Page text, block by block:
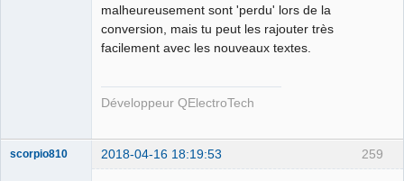
malheureusement sont 'perdu' lors de la
conversion, mais tu peut les rajouter très
facilement avec les nouveaux textes.
Développeur QElectroTech
259
scorpio810 2018-04-16 18:19:53